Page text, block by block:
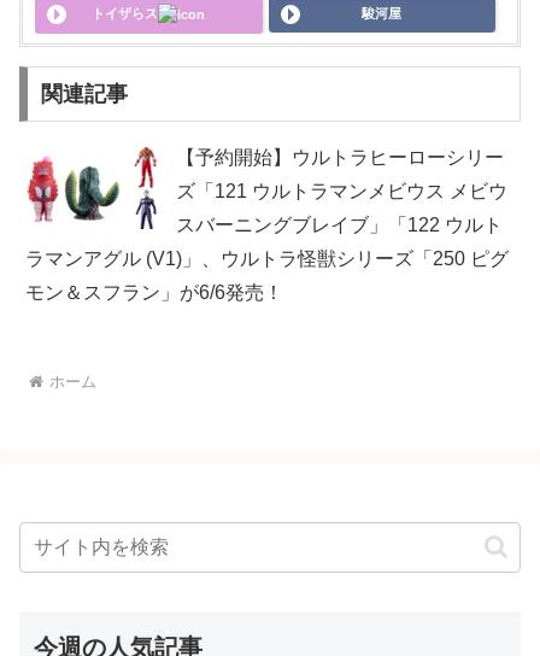
トイザらス 駿河屋
関連記事
【予約開始】ウルトラヒーローシリー
ズ「121 ウルトラマンメビウス メビウ
スバーニングブレイブ」「122 ウルト
ラマンアグル (V1)」、ウルトラ怪獣シリーズ「250 ピグ
モン＆スフラン」が6/6発売！
ホーム
今週の人気記事